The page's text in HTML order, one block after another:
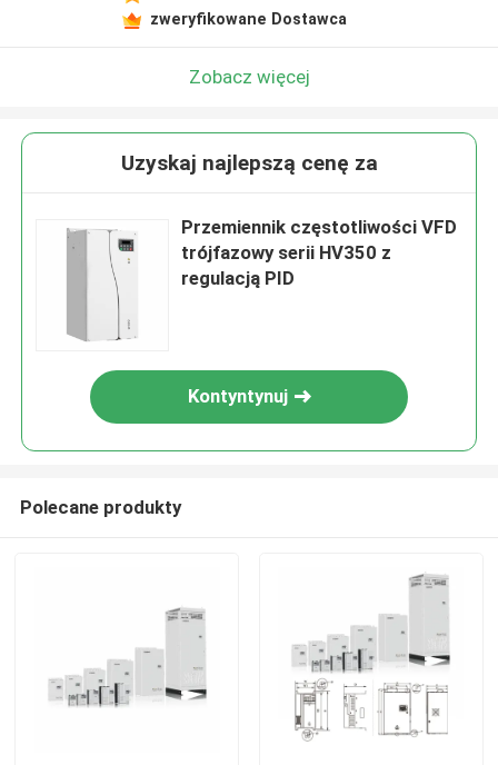
zweryfikowane Dostawca
Zobacz więcej
Uzyskaj najlepszą cenę za
Przemiennik częstotliwości VFD
trójfazowy serii HV350 z
regulacją PID
Kontyntynuj
Polecane produkty